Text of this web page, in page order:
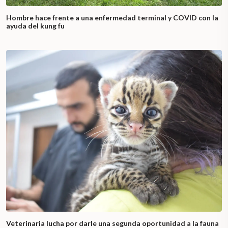
Hombre hace frente a una enfermedad terminal y COVID con la
ayuda del kung fu
Veterinaria lucha por darle una segunda oportunidad a la fauna